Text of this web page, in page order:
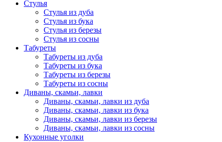
Стулья
Стулья из дуба
Стулья из бука
Стулья из березы
Стулья из сосны
Табуреты
Табуреты из дуба
Табуреты из бука
Табуреты из березы
Табуреты из сосны
Диваны, скамьи, лавки
Диваны, скамьи, лавки из дуба
Диваны, скамьи, лавки из бука
Диваны, скамьи, лавки из березы
Диваны, скамьи, лавки из сосны
Кухонные уголки